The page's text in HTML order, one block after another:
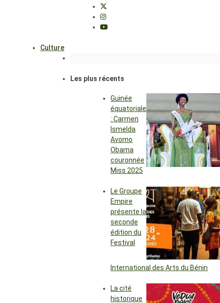
Culture
Les plus récents
Guinée
équatoriale
: Carmen
Ismelda
Avomo
Obama
couronnée
Miss 2025
Le Groupe
Empire
présente la
seconde
édition du
Festival
International des Arts du Bénin
La cité
historique